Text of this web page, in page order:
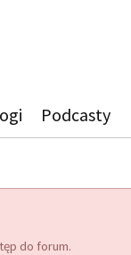
Podcasty
do forum.